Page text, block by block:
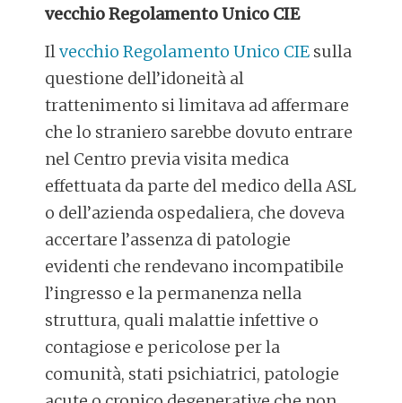
vecchio Regolamento Unico CIE
Ilvecchio Regolamento Unico CIE sulla
questione dell’idoneità al
trattenimento si limitava ad affermare
che lo straniero sarebbe dovuto entrare
nel Centro previa visita medica
effettuata da parte del medico della ASL
o dell’azienda ospedaliera, che doveva
accertare l’assenza di patologie
evidenti che rendevano incompatibile
l’ingresso e la permanenza nella
struttura, quali malattie infettive o
contagiose e pericolose per la
comunità, stati psichiatrici, patologie